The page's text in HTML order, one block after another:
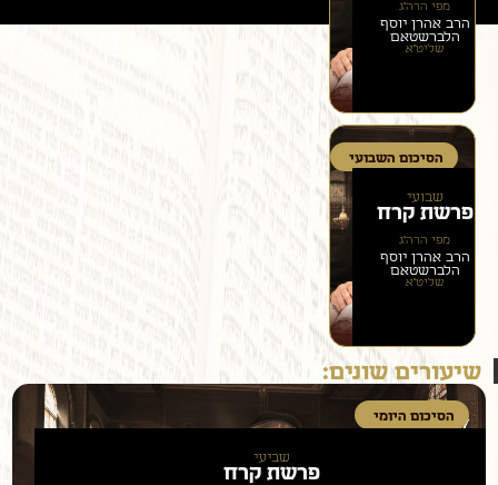
מפי הרה״ג
הרב אהרן יוסף
הלברשטאם
שליט״א
הסיכום השבועי
שבועי
פרשתקרח
מפי הרה״ג
הרב אהרן יוסף
הלברשטאם
שליט״א
שיעורים שונים:
הסיכום היומי
שביעי
פרשתקרח